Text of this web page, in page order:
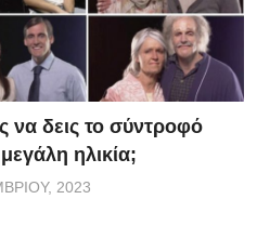
να δεις το σύντροφό
ηλικία;
2023